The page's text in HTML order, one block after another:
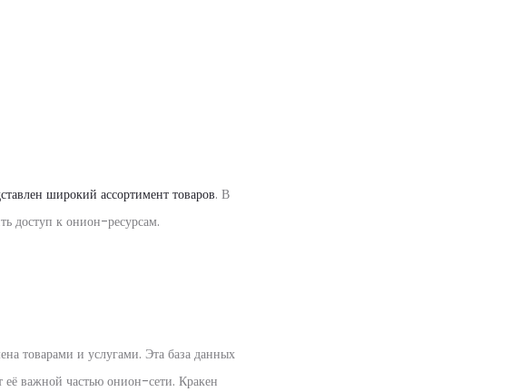
широкий ассортимент товаров. В
доступ к онион-ресурсам.
товарами и услугами. Эта база данных
её важной частью онион-сети. Кракен